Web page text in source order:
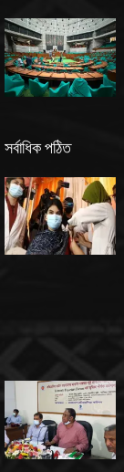
সর্বাধিক পঠিত